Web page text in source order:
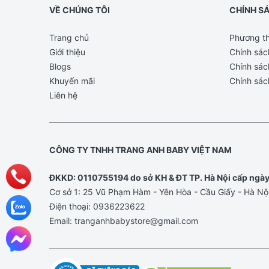
VỀ CHÚNG TÔI
Trang chủ
Giới thiệu
Blogs
Khuyến mãi
Liên hệ
CHÍNH
Phương
Chính
Chính
Chính
CÔNG TY TNHH TRANG ANH BABY VIỆT NAM
ĐKKD: 0110755194 do sở KH & ĐT TP. Hà Nội cấp
Cơ sở 1: 25 Vũ Phạm Hàm - Yên Hòa - Cầu Giấy - Hà
Điện thoại: 0936223622
Email: tranganhbabystore@gmail.com